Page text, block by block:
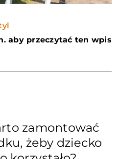
aby przeczytać ten wpis
zamontować
żeby dziecko